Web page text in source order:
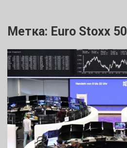
Метка: Euro Stoxx 50